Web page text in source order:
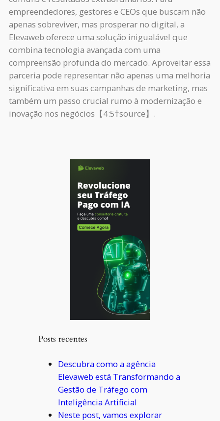
empreendedores, gestores e CEOs que buscam não
apenas sobreviver, mas prosperar no digital, a
Elevaweb oferece uma solução inigualável que
combina tecnologia avançada com uma
compreensão profunda do mercado. Aproveitar essa
parceria pode representar não apenas uma melhoria
significativa em suas campanhas de marketing, mas
também um passo crucial rumo à modernização e
inovação nos negócios【4:5†source】.
Posts recentes
Descubra como a agência
Elevaweb está Transformando a
Gestão de Tráfego com
Inteligência Artificial
Neste post, vamos explorar